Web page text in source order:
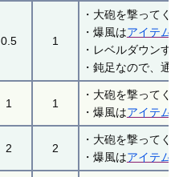
0.5 1
・大砲を撃って
・爆風はアイテム
・レベルダウン
・鈍足なので、
1 1
・大砲を撃って
・爆風はアイテム
2 2
・大砲を撃って
・爆風はアイテム